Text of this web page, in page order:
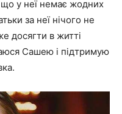
що у неї немає жодних
за неї нічого не
досягти в житті
Сашею і підтримую